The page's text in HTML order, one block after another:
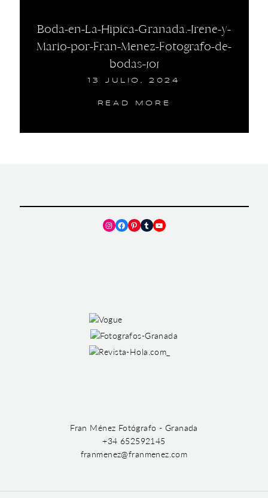
Boda-en-La-Hipica-Granada.-Irene-y-
Mario-por-Fran-Menez-Fotografo-de-
bodas-101
13 JULIO, 2024
READ MORE
Instagram
Facebook
Pinterest
TumblrYouTube
Fran Ménez Fotógrafo - Granada
+34 652592145
franmenez@franmenez.com